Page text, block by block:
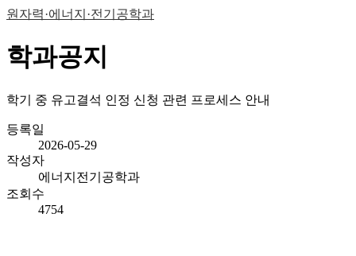
원자력·에너지·전기공학과
학과공지
학기 중 유고결석 인정 신청 관련 프로세스 안내
등록일
2026-05-29
작성자
에너지전기공학과
조회수
4754